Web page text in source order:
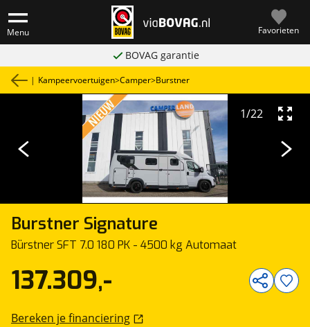
Menu Favorieten
BOVAG garantie
| Kampeervoertuigen>Camper>Burstner
Burstner Signature
Bürstner SFT 7.0 180 PK - 4500 kg Automaat
1/22
137.309,-
Bereken je financiering